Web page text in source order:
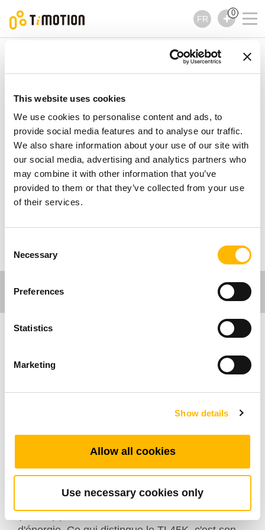
This website uses cookies
We use cookies to personalise content and ads, to
provide social media features and to analyse our traffic.
We also share information about your use of our site with
our social media, advertising and analytics partners who
may combine it with other information that you’ve
provided to them or that they’ve collected from your use
of their services.
Selection
Necessary
Preferences
Statistics
Marketing
Show details
Allow all cookies
Use necessary cookies only
FR
0
Série TL45K-3
Série TL45K-3
Colonnes
ergonomiques, les tables de travail et d'autres
contrôle de la série TC de TiMOTION et les
commandes manuelles TH/TDH, il garantit des
performances fiables tout en supportant une
consommation d'énergie en veille ultra-basse